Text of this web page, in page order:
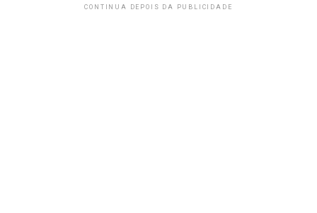
CONTINUA DEPOIS DA PUBLICIDADE